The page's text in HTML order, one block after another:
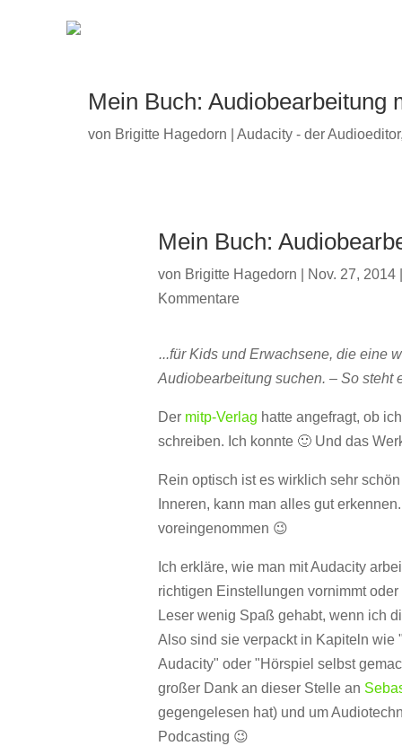
Mein Buch: Audiobearbeitung
von Brigitte Hagedorn Audacity - der Audioeditor
Mein Buch:
von Brigitte Hagedorn Nov. 27, 2014
Kommentare
...für Kids und Erwachsene, die eine
Audiobearbeitung suchen. – So steht
Der mitp-Verlag hatte angefragt, ob
schreiben. Ich konnte 🙂 Und das
Rein optisch ist es wirklich sehr
Inneren, kann man alles gut
voreingenommen 😉
Ich erkläre, wie man mit Audacity
richtigen Einstellungen vornimmt
Leser wenig Spaß gehabt, wenn ich
Also sind sie verpackt in Kapiteln
Audacity" oder "Hörspiel selbst
großer Dank an dieser Stelle an
gegengelesen hat) und um
Podcasting 😉